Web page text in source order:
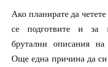
Ако планирате да
се подготвите и за
брутални описания
Още една причина да